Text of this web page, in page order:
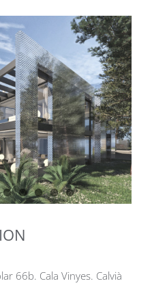
66b. Cala Vinyes. Calvià